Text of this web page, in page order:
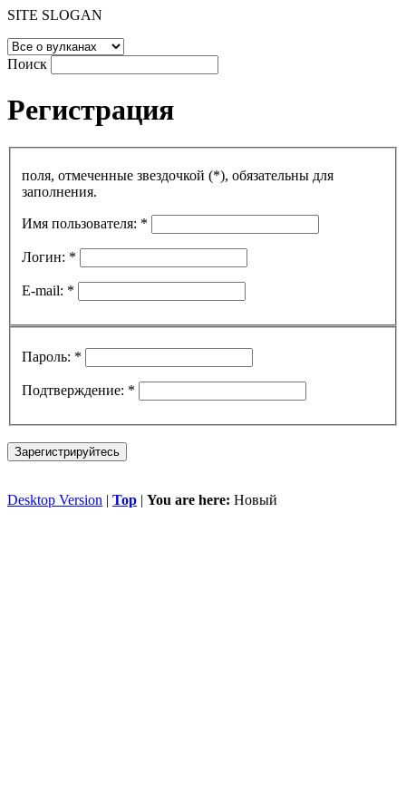
SITE SLOGAN
Поиск
Регистрация
поля, отмеченные звездочкой (*), обязательны для
заполнения.
Имя пользователя: *
Логин: *
E-mail: *
Пароль: *
Подтверждение: *
Зарегистрируйтесь
Desktop Version | Top | You are here: Новый